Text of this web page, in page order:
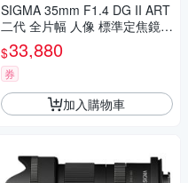
SIGMA 35mm F1.4 DG II ART
二代 全片幅 人像 標準定焦鏡頭
(公司貨)
$33,880
券
加入購物車